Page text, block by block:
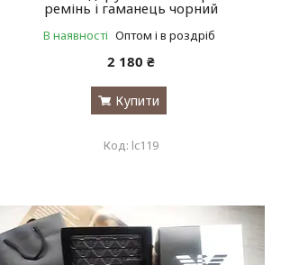
ремінь і гаманець чорний
В наявності Оптом і в роздріб
2 180 ₴
Купити
lc119